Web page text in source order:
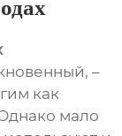
–
как
мало